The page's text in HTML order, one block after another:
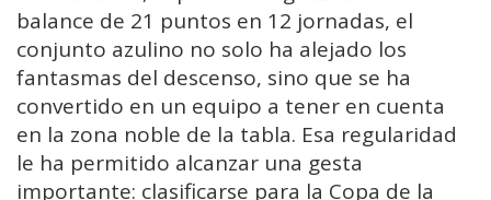
balance de 21 puntos en 12 jornadas, el
conjunto azulino no solo ha alejado los
fantasmas del descenso, sino que se ha
convertido en un equipo a tener en cuenta
en la zona noble de la tabla. Esa regularidad
le ha permitido alcanzar una gesta
importante: clasificarse para la Copa de la